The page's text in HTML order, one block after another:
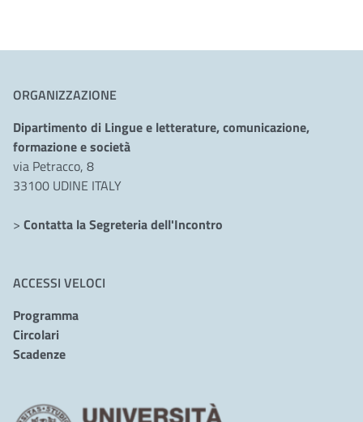
ORGANIZZAZIONE
Dipartimento di Lingue e letterature, comunicazione,
formazione e società
via Petracco, 8
33100 UDINE ITALY
> Contatta la Segreteria dell'Incontro
ACCESSI VELOCI
Programma
Circolari
Scadenze